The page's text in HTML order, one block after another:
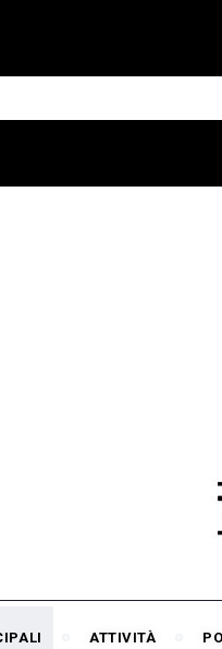
ATTIVITÀ